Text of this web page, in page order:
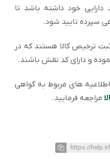
در سبد دارایی خود داشته باشد تا
ترخیص کالا هستند که در
و داراي کد نقش باشند.
های مربوط به گواهی
مراجعه فرمایید.
https://